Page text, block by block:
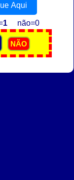
Aqui
1 não=0